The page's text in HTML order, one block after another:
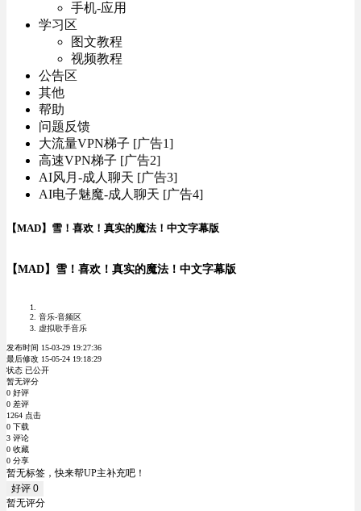
手机-应用
学习区
图文教程
视频教程
公告区
其他
帮助
问题反馈
大流量VPN梯子 [广告1]
高速VPN梯子 [广告2]
AI风月-成人聊天 [广告3]
AI电子魅魔-成人聊天 [广告4]
【MAD】雪！喜欢！真实的魔法！中文字幕版
【MAD】雪！喜欢！真实的魔法！中文字幕版
音乐-音频区
虚拟歌手音乐
发布时间 15-03-29 19:27:36
最后修改 15-05-24 19:18:29
状态 已公开
暂无评分
0 好评
0 差评
1264 点击
0 下载
3 评论
0 收藏
0 分享
暂无标签，快来帮UP主补充吧！
好评 0
暂无评分